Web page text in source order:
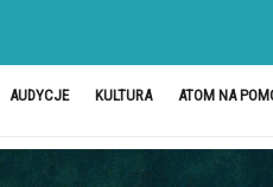
AUDYCJE KULTURA ATOM NA